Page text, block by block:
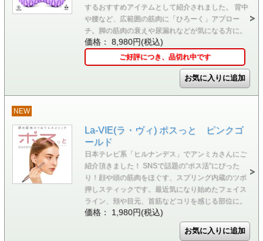
するおすすめアイテムとして紹介されました。 背中
や腰など、広範囲の筋肉に「ひろーく」アプロー
チ。脚の筋肉の衰えや尿漏れなどが気になる方に。
価格： 8,980円(税込)
ご好評につき、品切れ中です
NEW
La-VIE(ラ・ヴィ) ポスっと ピンクゴ
ールド
日本テレビ系「ヒルナンデス」でアンミカさんにご
紹介頂きました！ SNSで話題の“ポス活”にぴった
り！顔や頭の筋肉をほぐす、スプリング内蔵のツボ
押しスティックです。最近気になり始めたフェイス
ライン、頬や目元、首筋などコリを感じる部位に。
価格： 1,980円(税込)